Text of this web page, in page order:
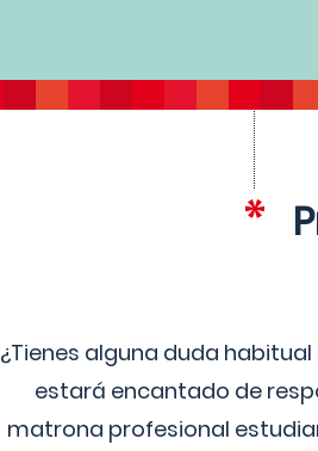
¿Tienes alguna duda
estará encantado de
matrona profesional